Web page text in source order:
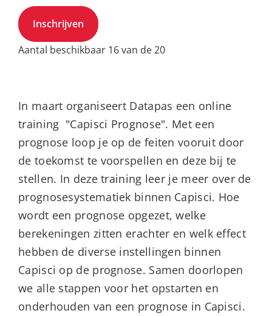
Inschrijven
Aantal beschikbaar 16 van de 20
In maart organiseert Datapas een online
training "Capisci Prognose". Met een
prognose loop je op de feiten vooruit door
de toekomst te voorspellen en deze bij te
stellen. In deze training leer je meer over de
prognosesystematiek binnen Capisci. Hoe
wordt een prognose opgezet, welke
berekeningen zitten erachter en welk effect
hebben de diverse instellingen binnen
Capisci op de prognose. Samen doorlopen
we alle stappen voor het opstarten en
onderhouden van een prognose in Capisci.